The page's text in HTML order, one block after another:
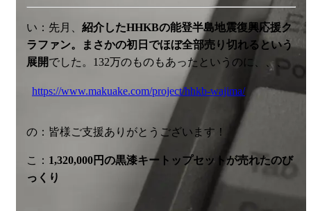
い：先月、 紹介したHHKBの能登半島地震復興応援ク
ラファン。まさかの初日でほぼ全部売り切れるという
展開でした。132万のものもあったというのに、、、
https://www.makuake.com/project/hhkb-wajima/
の：皆様ご支援ありがとうございます！
こ： 1,320,000円の黒漆キートップセットが売れたのび
っくり